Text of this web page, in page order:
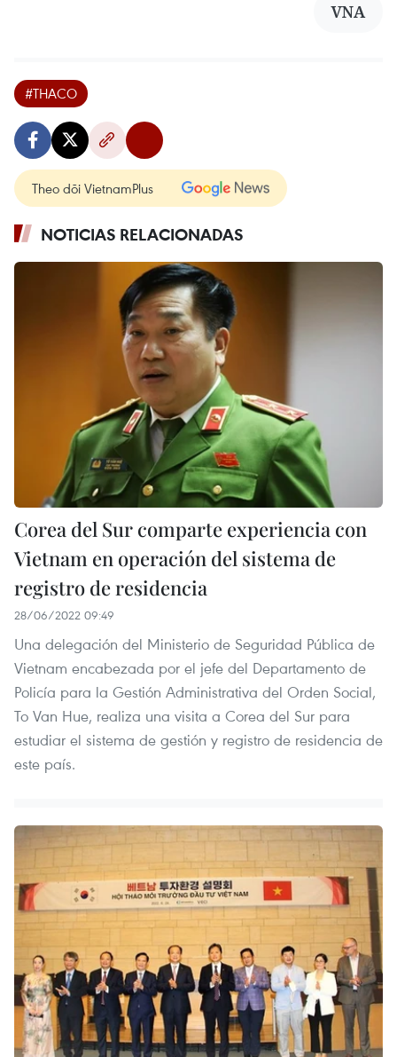
VNA
#THACO
Theo dõi VietnamPlus
NOTICIAS RELACIONADAS
Corea del Sur comparte experiencia con
Vietnam en operación del sistema de
registro de residencia
28/06/2022 09:49
Una delegación del Ministerio de Seguridad Pública de
Vietnam encabezada por el jefe del Departamento de
Policía para la Gestión Administrativa del Orden Social,
To Van Hue, realiza una visita a Corea del Sur para
estudiar el sistema de gestión y registro de residencia de
este país.